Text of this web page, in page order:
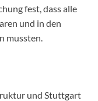
fest, dass alle
und in den
mussten.
und Stuttgart